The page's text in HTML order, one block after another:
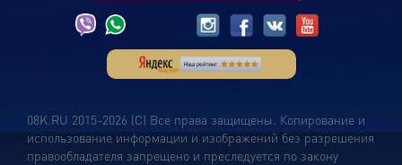
08K.RU 2015-2026 (С) Все права защищены. Копирование и
использование информации и изображений без разрешения
правообладателя запрещено и преследуется по закону